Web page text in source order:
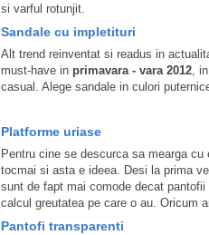
si varful rotunjit.
Sandale cu impletituri
Alt trend reinventat si readus in
must-have in primavara - vara 2012,
casual. Alege sandale in culori
Platforme uriase
Pentru cine se descurca sa mearga
tocmai si asta e ideea. Desi la prima
sunt de fapt mai comode decat
calcul greutatea pe care o au. Oricum
Pantofi transparenti